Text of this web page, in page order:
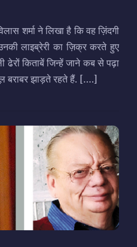
शर्मा ने लिखा है कि वह ज़िंदगी
लाइब्रेरी का ज़िक्र करते हुए
ढेरों किताबें जिन्हें जाने कब से पढ़ा
बराबर झाड़ते रहते हैं. [….]